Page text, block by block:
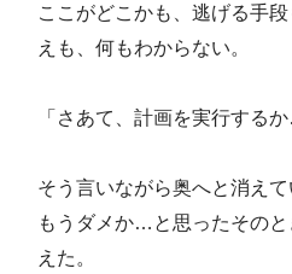
ここがどこかも、逃げる手
えも、何もわからない。
「さあて、計画を実行するか
そう言いながら奥へと消えて
もうダメか…と思ったそのと
えた。